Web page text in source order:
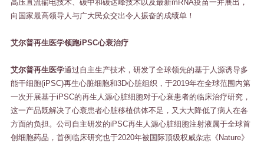
高压直流输电技术、碳中和碳达峰技术以及最新mRNA疫苗一并展出，
向国家最高领导人与广大民众交出令人振奋的成绩单！
艾尔普再生医学领跑iPSC心衰治疗
艾尔普再生医学通过自主生产技术，研发了全球领先的基于人源诱导多
能干细胞(iPSC)再生心脏细胞和3D心脏组织，于2019年在全球范围内第
一次开展基于iPSC的再生人源心脏细胞对于心衰患者的临床治疗研究，
这一产品既解决了心衰患者心脏移植供体不足，又大大降低了病人在各
方面的负担。公司自主研发的iPSC再生人源心脏细胞注射液属于全球首
创细胞药品，首例临床研究也于2020年被国际顶级权威杂志《Nature》